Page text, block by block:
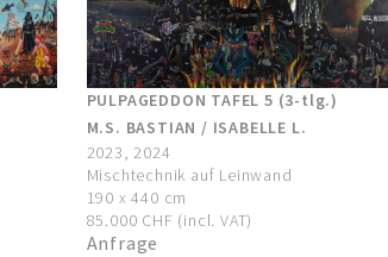
PULPAGEDDON TAFEL 5 (3-tlg.)
M.S. BASTIAN / ISABELLE L.
2023, 2024
Mischtechnik auf Leinwand
190 x 440 cm
85.000 CHF (incl. VAT)
Anfrage